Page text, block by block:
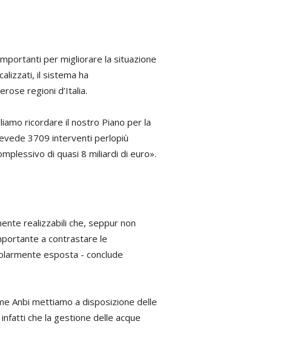
per migliorare la situazione
il sistema ha
regioni d’Italia.
ricordare il nostro Piano per la
3709 interventi perlopiù
di quasi 8 miliardi di euro».
realizzabili che, seppur non
a contrastare le
esposta - conclude
Anbi mettiamo a disposizione delle
che la gestione delle acque